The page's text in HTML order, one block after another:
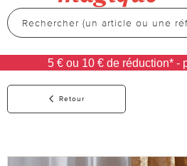
navigation
5 € ou 10 € de réduction* -
Retour